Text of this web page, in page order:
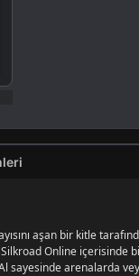
aşan bir kitle
Silkroad Online
sayesinde arenalarda